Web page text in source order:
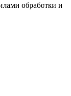
обработки и